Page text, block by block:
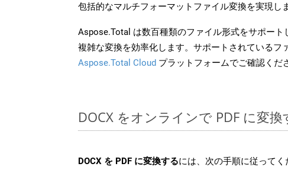
包括的なマルチフォーマットファイル変換を実現し
Aspose.Total は数百種類のファイル形式をサポート
複雑な変換を効率化します。サポートされているフ
Aspose.Total Cloud プラットフォームでご確認くだ
DOCX をオンラインで PDF に変
DOCX を PDF に変換するには、次の手順に従ってく